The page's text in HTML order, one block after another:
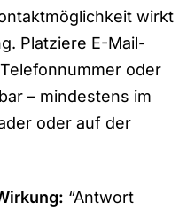
wirkt
Platziere E-Mail-
oder
– mindestens im
oder auf der
“Antwort